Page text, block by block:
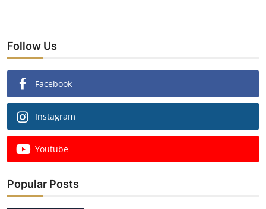
Follow Us
Facebook
Instagram
Youtube
Popular Posts